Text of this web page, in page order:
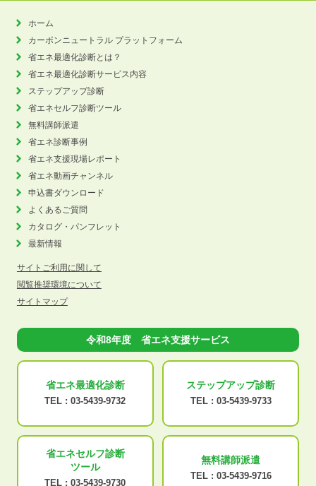
ホーム
カーボンニュートラル プラットフォーム
省エネ最適化診断とは？
省エネ最適化診断サービス内容
ステップアップ診断
省エネセルフ診断ツール
無料講師派遣
省エネ診断事例
省エネ支援現場レポート
省エネ動画チャンネル
申込書ダウンロード
よくあるご質問
カタログ・パンフレット
最新情報
サイトご利用に関して
閲覧推奨環境について
サイトマップ
令和8年度 省エネ支援サービス
省エネ最適化診断
TEL : 03-5439-9732
ステップアップ診断
TEL : 03-5439-9733
省エネセルフ診断
ツール
TEL : 03-5439-9730
無料講師派遣
TEL : 03-5439-9716